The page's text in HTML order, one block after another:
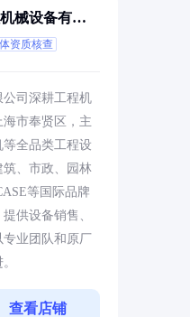
械设备有限
资质核查
司深耕工程机
市奉贤区，主
全品类工程设
、市政、园林
等国际品牌
供设备销售、
业团队和原厂
查看店铺